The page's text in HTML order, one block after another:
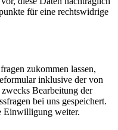
für eine rechtswidrige
zukommen lassen,
inklusive der von
Bearbeitung der
bei uns gespeichert.
Einwilligung weiter.